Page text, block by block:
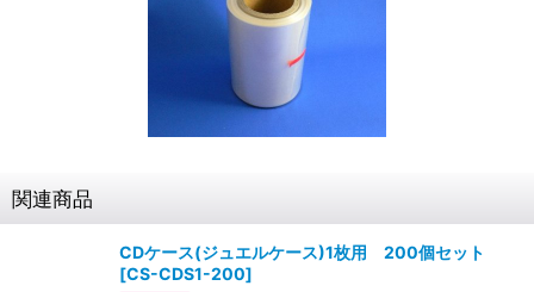
関連商品
CDケース(ジュエルケース)1枚用 200個セット
[CS-CDS1-200]